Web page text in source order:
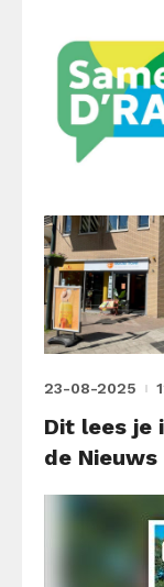
23-08-2025
Dit lees je
de